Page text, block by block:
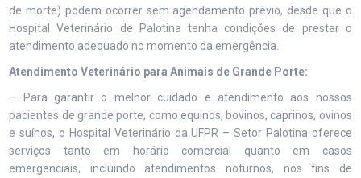
de morte) podem ocorrer sem agendamento prévio, desde que o
Hospital Veterinário de Palotina tenha condições de prestar o
atendimento adequado no momento da emergência.
Atendimento Veterinário para Animais de Grande Porte:
– Para garantir o melhor cuidado e atendimento aos nossos
pacientes de grande porte, como equinos, bovinos, caprinos, ovinos
e suínos, o Hospital Veterinário da UFPR – Setor Palotina oferece
serviços tanto em horário comercial quanto em casos
emergenciais, incluindo atendimentos noturnos, nos fins de